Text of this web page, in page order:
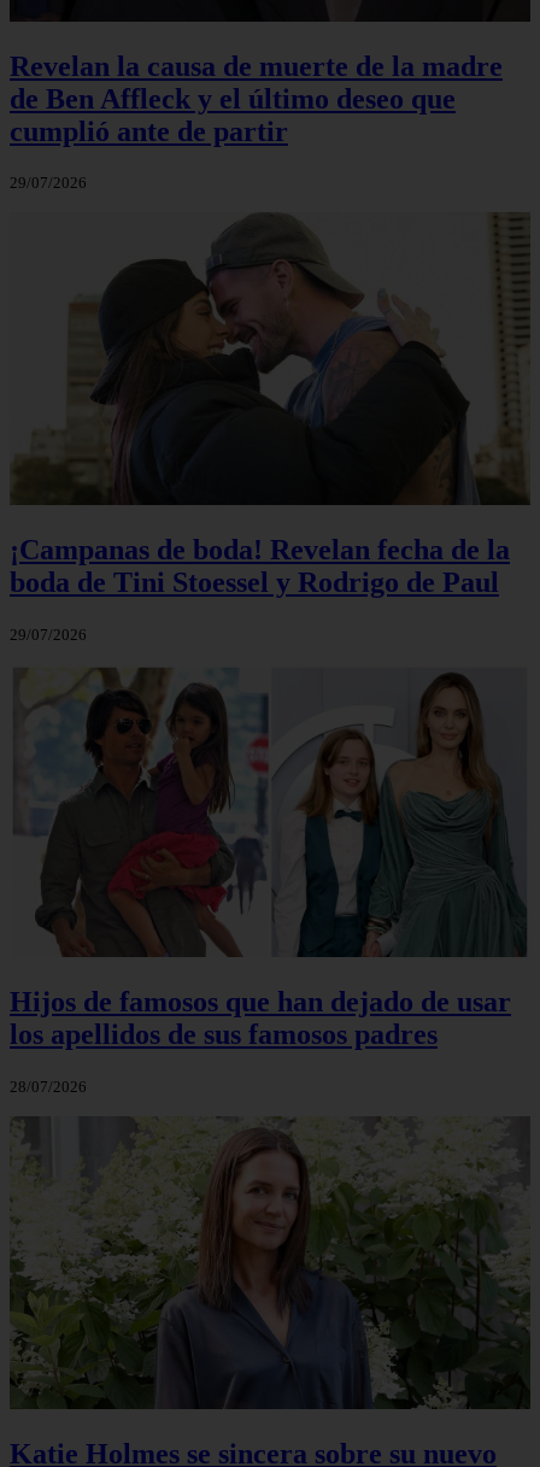
Revelan la causa de muerte de la madre
de Ben Affleck y el último deseo que
cumplió ante de partir
29/07/2026
¡Campanas de boda! Revelan fecha de la
boda de Tini Stoessel y Rodrigo de Paul
29/07/2026
Hijos de famosos que han dejado de usar
los apellidos de sus famosos padres
28/07/2026
Katie Holmes se sincera sobre su nuevo